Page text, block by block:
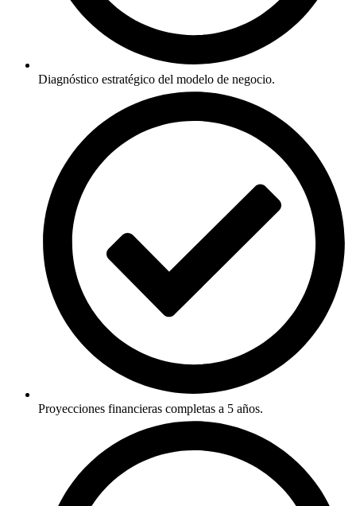
Diagnóstico estratégico del modelo de negocio.
Proyecciones financieras completas a 5 años.